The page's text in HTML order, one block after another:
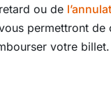
ou de
permettront de
votre